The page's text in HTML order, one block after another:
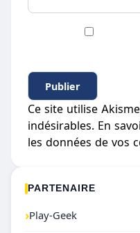
Ce site utilise
indésirables. En
les données de vos
PARTENAIRE
›Play-Geek